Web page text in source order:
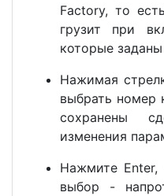
Factory, то
грузит при
которые
Нажимая
выбрать номер
сохранены
изменения
Нажмите Enter,
выбор -